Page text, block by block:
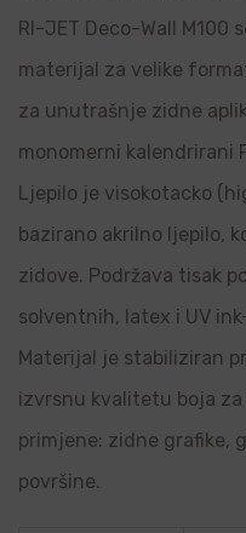
RI-JET Deco-Wall
materijal za velike
za unutrašnje zidne
monomerni kalendrirani
Ljepilo je visokotacko
bazirano akrilno ljepilo,
zidove. Podržava tisak
solventnih, latex i UV
Materijal je stabiliziran
izvrsnu kvalitetu boja
primjene: zidne grafike,
površine.